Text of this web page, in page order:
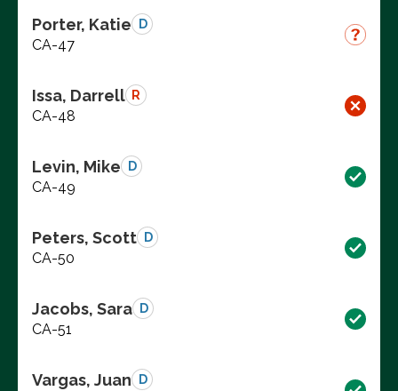
Porter, Katie D
CA-47
Issa, Darrell R
CA-48
Levin, Mike D
CA-49
Peters, Scott D
CA-50
Jacobs, Sara D
CA-51
Vargas, Juan D